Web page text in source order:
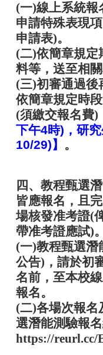
(一)線上系統報
申請特殊表現
申請表)。
(二)依簡章規定
料等，送至相
(三)初審通過後
依簡章規定時
(須繳交報名費)
下午4時)，研
10/29)】 。
四、教程甄選
皆應報名，且
場核發准考證(
帶准考證應試)。
(一)教程甄選潛
公告)，請於初
名前，至本校
報名。
(二)各場次報名
選潛能測驗報名
https://reurl.cc/